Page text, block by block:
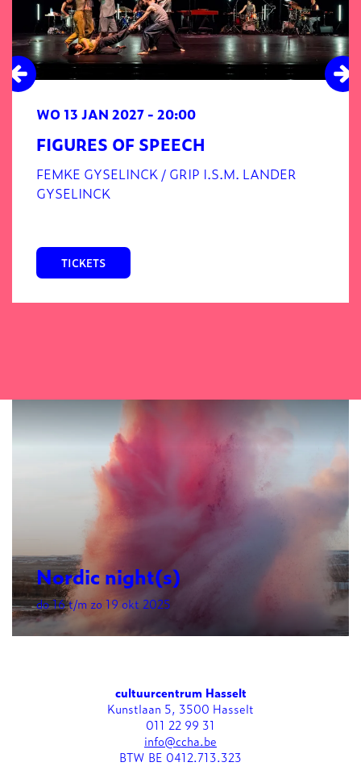
FIGURES OF SPEECH
FEMKE GYSELINCK / GRIP I.S.M. LANDER
GYSELINCK
WO 13 JAN 2027 - 20:00
TICKETS
Nordic night(s)
do 16 t/m zo 19 okt 2025
cultuurcentrum Hasselt
Kunstlaan 5, 3500 Hasselt
011 22 99 31
info@ccha.be
BTW BE 0412.713.323